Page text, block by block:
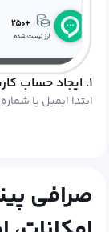
۱. ایجاد حساب کاربری جدید
ابتدا ایمیل یا
صرافی